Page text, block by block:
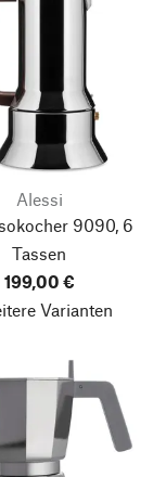
Alessi
9090, 6
Tassen
199,00 €
Varianten